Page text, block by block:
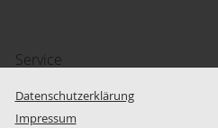
Service
Datenschutzerklärung
Impressum